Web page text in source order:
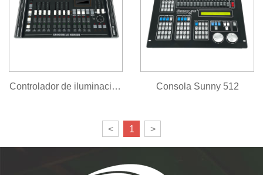
Controlador de iluminación Consola Sunny 512
< 1 >